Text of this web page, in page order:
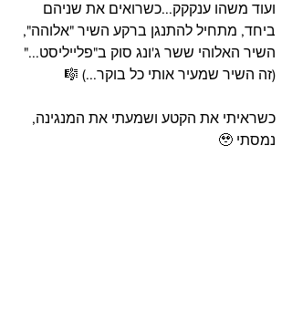
ועוד משהו ענקקק...כשרואים את שניהם
ביחד, מתחיל להתנגן ברקע השיר "אלוהה",
השיר האלוהי ששר ג'ונג סוק ב"פלייליסט..."
(זה השיר שמעיר אותי כל בוקר...) 🎼
כשראיתי את הקטע ושמעתי את המנגינה,
נמסתי 🥹